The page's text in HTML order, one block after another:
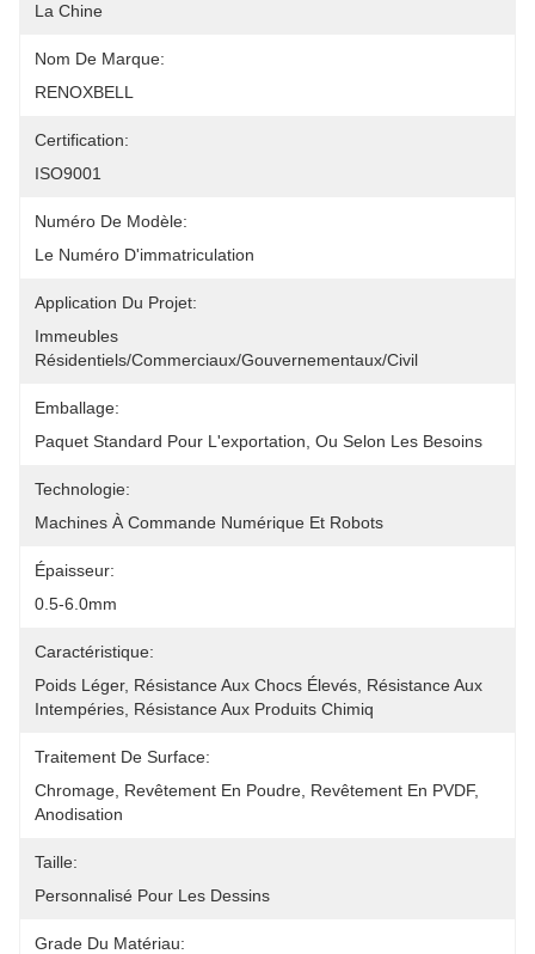
La Chine
Nom De Marque:
RENOXBELL
Certification:
ISO9001
Numéro De Modèle:
Le Numéro D'immatriculation
Application Du Projet:
Immeubles
Résidentiels/commerciaux/gouvernementaux/civil
Emballage:
Paquet Standard Pour L'exportation, Ou Selon Les Besoins
Technologie:
Machines À Commande Numérique Et Robots
Épaisseur:
0.5-6.0mm
Caractéristique:
Poids Léger, Résistance Aux Chocs Élevés, Résistance Aux
Intempéries, Résistance Aux Produits Chimiq
Traitement De Surface:
Chromage, Revêtement En Poudre, Revêtement En PVDF,
Anodisation
Taille:
Personnalisé Pour Les Dessins
Grade Du Matériau: